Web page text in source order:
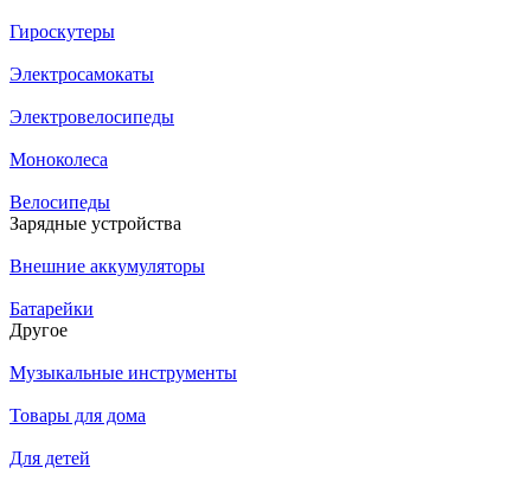
Гироскутеры
Электросамокаты
Электровелосипеды
Моноколеса
Велосипеды
Зарядные устройства
Внешние аккумуляторы
Батарейки
Другое
Музыкальные инструменты
Товары для дома
Для детей